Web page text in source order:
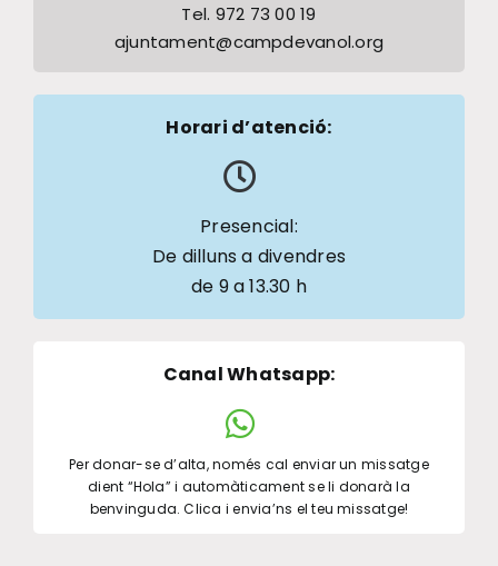
Tel. 972 73 00 19
ajuntament@campdevanol.org
Horari d’atenció:
Presencial:
De dilluns a divendres
de 9 a 13.30 h
Canal Whatsapp:
Per donar-se d’alta, només cal enviar un missatge
dient “Hola” i automàticament se li donarà la
benvinguda. Clica i envia’ns el teu missatge!